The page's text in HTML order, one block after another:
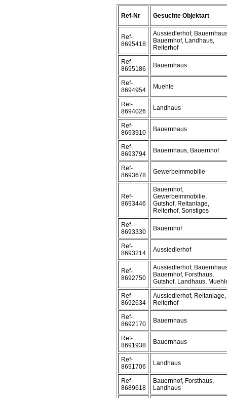
Ref-Nr Gesuchte Objektart
Ref-
8695418
Aussiedlerhof,
Bauernhof, Landhaus,
Reiterhof
Ref-
8695186
Bauernhaus
Ref-
8694954
Muehle
Ref-
8694026
Landhaus
Ref-
8693910
Bauernhaus
Ref-
8693794
Bauernhaus, Bauernhof
Ref-
8693678
Gewerbeimmobilie
Ref-
8693446
Bauernhof,
Gewerbeimmobilie,
Gutshof, Reitanlage,
Reiterhof, Sonstiges
Ref-
8693330
Bauernhof
Ref-
8693214
Aussiedlerhof
Ref-
8692750
Aussiedlerhof,
Bauernhof, Forsthaus,
Gutshof, Landhaus,
Ref-
8692634
Aussiedlerhof, Reitanlage,
Reiterhof
Ref-
8692170
Bauernhaus
Ref-
8691938
Bauernhaus
Ref-
8691706
Landhaus
Ref-
8689618
Bauernhof, Forsthaus,
Landhaus